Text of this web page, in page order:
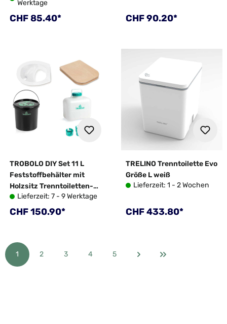
Werktage
Regulärer Preis:
CHF 85.40* Regulärer Preis:
CHF 90.20*
TROBOLO DIY Set 11 L
Feststoffbehälter mit
Holzsitz Trenntoiletten-
Bausatz weiß
Lieferzeit: 7 - 9 Werktage
Regulärer Preis:
CHF 150.90*
TRELINO Trenntoilette Evo
Größe L weiß
Lieferzeit: 1 - 2 Wochen
Regulärer Preis:
CHF 433.80*
Seite
1 Seite
2 Seite
3 Seite
4 Seite
5